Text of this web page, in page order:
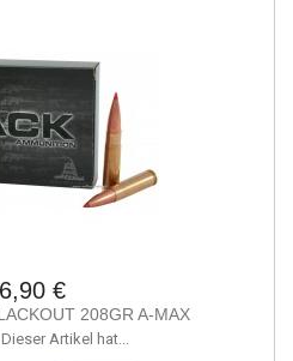
€
208GR A-MAX
Artikel hat...